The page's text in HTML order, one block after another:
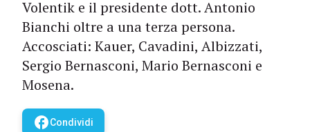
Volentik e il presidente dott. Antonio
Bianchi oltre a una terza persona.
Accosciati: Kauer, Cavadini, Albizzati,
Sergio Bernasconi, Mario Bernasconi e
Mosena.
facebookCondividi